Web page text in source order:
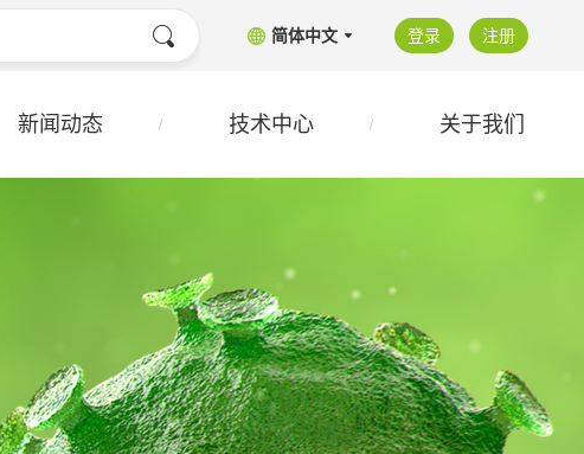
简体中文 登录 注册
新闻动态 技术中心 关于我们